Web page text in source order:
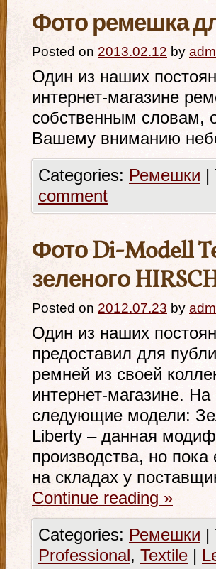
Фото ремешка
Posted on 2013.02.12 by
Один из наших
интернет-магазине
собственным словам,
Вашему вниманию
Categories: Ремешки |
comment
Фото Di-Modell
зеленого
Posted on 2012.07.23 by
Один из наших
предоставил для
ремней из своей
интернет-магазине.
следующие модели:
Liberty – данная
производства, но
на складах у
Continue reading »
Categories: Ремешки |
Professional, Textile |